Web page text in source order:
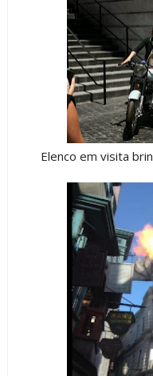
Elenco em visita